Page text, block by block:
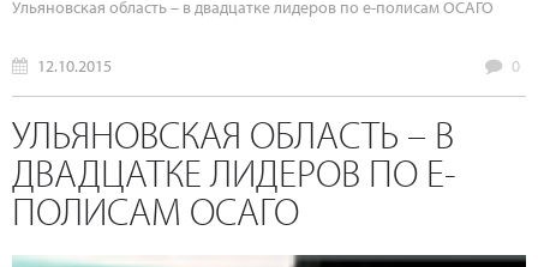
Ульяновская область – в двадцатке лидеров по е-полисам ОСАГО
12.10.2015 0
УЛЬЯНОВСКАЯ ОБЛАСТЬ – В
ДВАДЦАТКЕ ЛИДЕРОВ ПО Е-
ПОЛИСАМ ОСАГО